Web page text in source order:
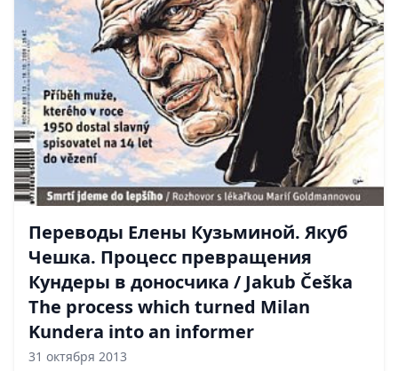
Переводы Елены Кузьминой. Якуб
Чешка. Процесс превращения
Кундеры в доносчика / Jakub Češka
The process which turned Milan
Kundera into an informer
31 октября 2013